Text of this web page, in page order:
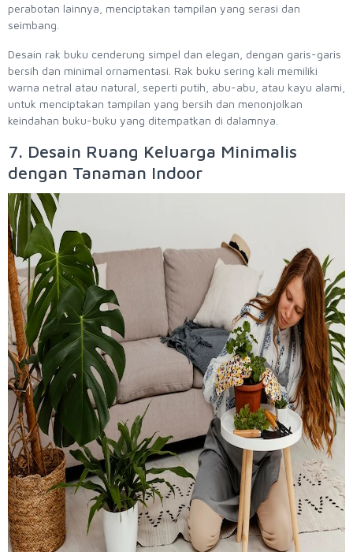
perabotan lainnya, menciptakan tampilan yang serasi dan
seimbang.
Desain rak buku cenderung simpel dan elegan, dengan garis-garis
bersih dan minimal ornamentasi. Rak buku sering kali memiliki
warna netral atau natural, seperti putih, abu-abu, atau kayu alami,
untuk menciptakan tampilan yang bersih dan menonjolkan
keindahan buku-buku yang ditempatkan di dalamnya.
7. Desain Ruang Keluarga Minimalis
dengan Tanaman Indoor